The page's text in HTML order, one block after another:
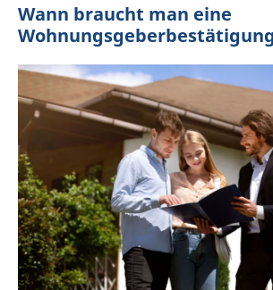
Wann braucht man eine